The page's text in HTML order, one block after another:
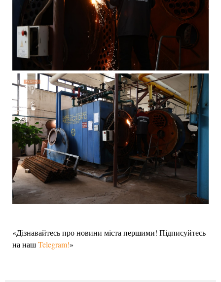
«Дізнавайтесь про новини міста першими! Підписуйтесь
на нашTelegram!»